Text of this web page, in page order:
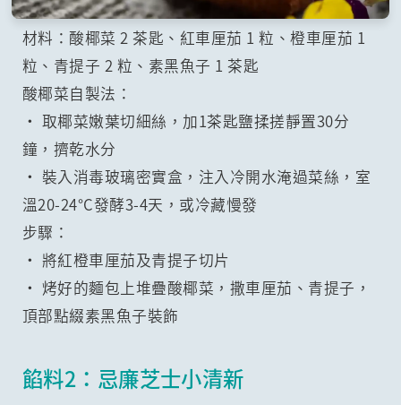
材料：酸椰菜 2 茶匙、紅車厘茄 1 粒、橙車厘茄 1
粒、青提子 2 粒、素黑魚子 1 茶匙
酸椰菜自製法：
• 取椰菜嫩葉切細絲，加1茶匙鹽揉搓靜置30分
鐘，擠乾水分
• 裝入消毒玻璃密實盒，注入冷開水淹過菜絲，室
溫20-24°C發酵3-4天，或冷藏慢發
步驟：
• 將紅橙車厘茄及青提子切片
• 烤好的麵包上堆疊酸椰菜，撒車厘茄、青提子，
頂部點綴素黑魚子裝飾
餡料2：忌廉芝士小清新